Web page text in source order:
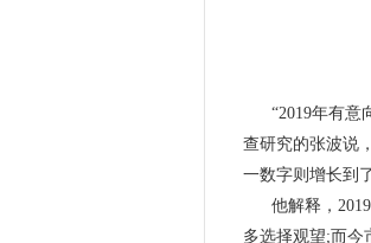
“2019年有意
查研究的张波说
一数字则增长到
他解释，
多选择观望;而今